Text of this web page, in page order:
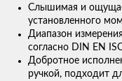
Слышимая и
установленного
Диапазон
согласно DIN EN
Добротное
ручкой, подходит